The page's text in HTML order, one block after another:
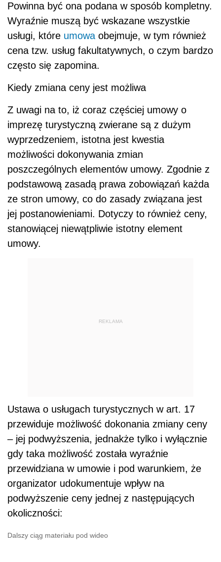
Powinna być ona podana w sposób kompletny.
Wyraźnie muszą być wskazane wszystkie
usługi, które umowa obejmuje, w tym również
cena tzw. usług fakultatywnych, o czym bardzo
często się zapomina.
Kiedy zmiana ceny jest możliwa
Z uwagi na to, iż coraz częściej umowy o
imprezę turystyczną zwierane są z dużym
wyprzedzeniem, istotna jest kwestia
możliwości dokonywania zmian
poszczególnych elementów umowy. Zgodnie z
podstawową zasadą prawa zobowiązań każda
ze stron umowy, co do zasady związana jest
jej postanowieniami. Dotyczy to również ceny,
stanowiącej niewątpliwie istotny element
umowy.
REKLAMA
Ustawa o usługach turystycznych w art. 17
przewiduje możliwość dokonania zmiany ceny
– jej podwyższenia, jednakże tylko i wyłącznie
gdy taka możliwość została wyraźnie
przewidziana w umowie i pod warunkiem, że
organizator udokumentuje wpływ na
podwyższenie ceny jednej z następujących
okoliczności:
Dalszy ciąg materiału pod wideo